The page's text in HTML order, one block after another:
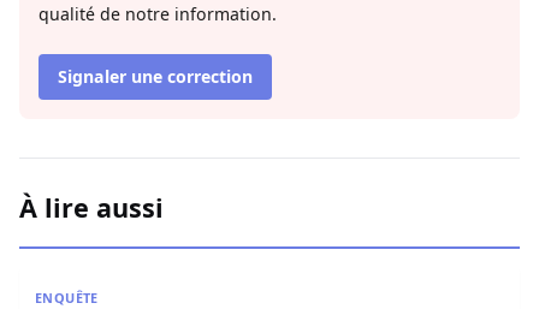
qualité de notre information.
Signaler une correction
À lire aussi
ENQUÊTE